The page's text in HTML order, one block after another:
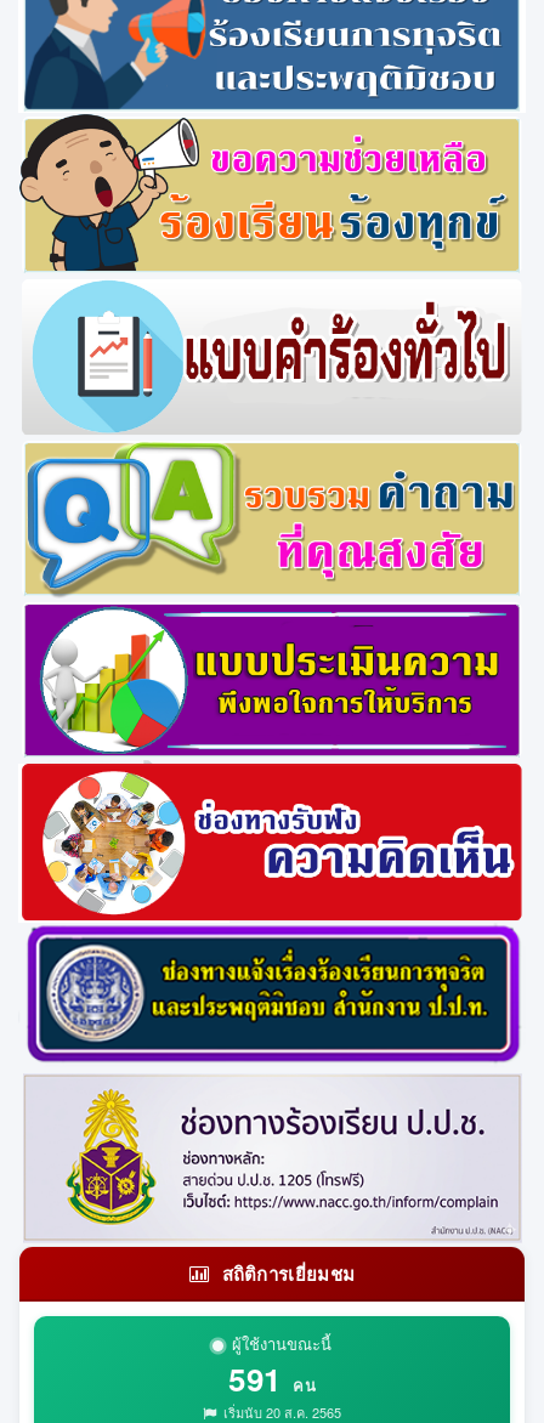
สถิติการเยี่ยมชม
ผู้ใช้งานขณะนี้
591 คน
เริ่มนับ 20 ส.ค. 2565